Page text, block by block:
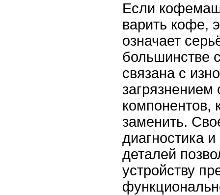
Если
варить кофе,
означает
большинстве
связана с
загрязнением
компонентов,
заменить.
диагностика
деталей
устройству